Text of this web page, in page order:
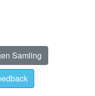
Samling